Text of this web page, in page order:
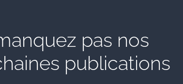
pas nos
publications